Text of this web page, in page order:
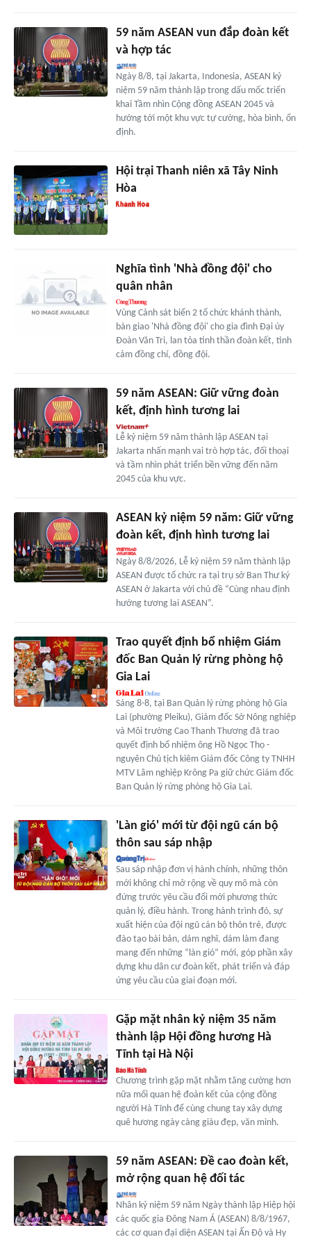
59 năm ASEAN vun đắp đoàn kết
và hợp tác
Ngày 8/8, tại Jakarta, Indonesia, ASEAN kỷ
niệm 59 năm thành lập trong dấu mốc triển
khai Tầm nhìn Cộng đồng ASEAN 2045 và
hướng tới một khu vực tự cường, hòa bình, ổn
định.
Hội trại Thanh niên xã Tây Ninh
Hòa
Nghĩa tình 'Nhà đồng đội' cho
quân nhân
Vùng Cảnh sát biển 2 tổ chức khánh thành,
bàn giao 'Nhà đồng đội' cho gia đình Đại úy
Đoàn Văn Tri, lan tỏa tinh thần đoàn kết, tình
cảm đồng chí, đồng đội.
59 năm ASEAN: Giữ vững đoàn
kết, định hình tương lai
Lễ kỷ niệm 59 năm thành lập ASEAN tại
Jakarta nhấn mạnh vai trò hợp tác, đối thoại
và tầm nhìn phát triển bền vững đến năm
2045 của khu vực.
ASEAN kỷ niệm 59 năm: Giữ vững
đoàn kết, định hình tương lai
Ngày 8/8/2026, Lễ kỷ niệm 59 năm thành lập
ASEAN được tổ chức ra tại trụ sở Ban Thư ký
ASEAN ở Jakarta với chủ đề “Cùng nhau định
hướng tương lai ASEAN”.
Trao quyết định bổ nhiệm Giám
đốc Ban Quản lý rừng phòng hộ
Gia Lai
Sáng 8-8, tại Ban Quản lý rừng phòng hộ Gia
Lai (phường Pleiku), Giám đốc Sở Nông nghiệp
và Môi trường Cao Thanh Thương đã trao
quyết định bổ nhiệm ông Hồ Ngọc Thọ -
nguyên Chủ tịch kiêm Giám đốc Công ty TNHH
MTV Lâm nghiệp Krông Pa giữ chức Giám đốc
Ban Quản lý rừng phòng hộ Gia Lai.
'Làn gió' mới từ đội ngũ cán bộ
thôn sau sáp nhập
Sau sáp nhập đơn vị hành chính, những thôn
mới không chỉ mở rộng về quy mô mà còn
đứng trước yêu cầu đổi mới phương thức
quản lý, điều hành. Trong hành trình đó, sự
xuất hiện của đội ngũ cán bộ thôn trẻ, được
đào tạo bài bản, dám nghĩ, dám làm đang
mang đến những “làn gió” mới, góp phần xây
dựng khu dân cư đoàn kết, phát triển và đáp
ứng yêu cầu của giai đoạn mới.
Gặp mặt nhân kỷ niệm 35 năm
thành lập Hội đồng hương Hà
Tĩnh tại Hà Nội
Chương trình gặp mặt nhằm tăng cường hơn
nữa mối quan hệ đoàn kết của cộng đồng
người Hà Tĩnh để cùng chung tay xây dựng
quê hương ngày càng giàu đẹp, văn minh.
59 năm ASEAN: Đề cao đoàn kết,
mở rộng quan hệ đối tác
Nhân kỷ niệm 59 năm Ngày thành lập Hiệp hội
các quốc gia Đông Nam Á (ASEAN) 8/8/1967,
các cơ quan đại diện ASEAN tại Ấn Độ và Hy